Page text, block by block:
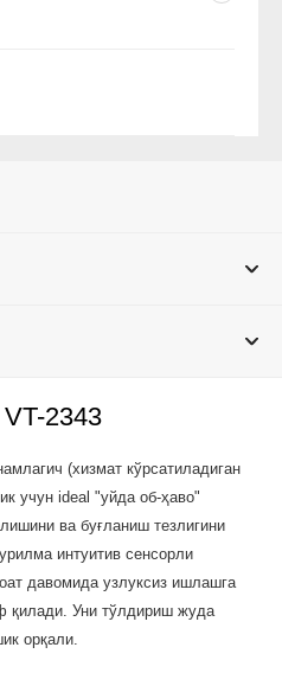
2343
(хизмат кўрсатиладиган
учун ideal "уйда об-ҳаво"
ва буғланиш тезлигини
интуитив сенсорли
давомида узлуксиз ишлашга
қилади. Уни тўлдириш жуда
орқали.